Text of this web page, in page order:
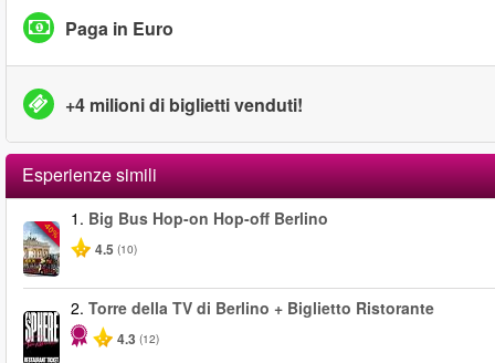
Paga in Euro
+4 milioni di biglietti venduti!
Esperienze simili
-40%
1. Big Bus Hop-on Hop-off Berlino
4.5 (10)
2. Torre della TV di Berlino + Biglietto Ristorante
4.3 (12)